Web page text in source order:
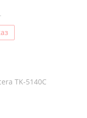
TK-5140C